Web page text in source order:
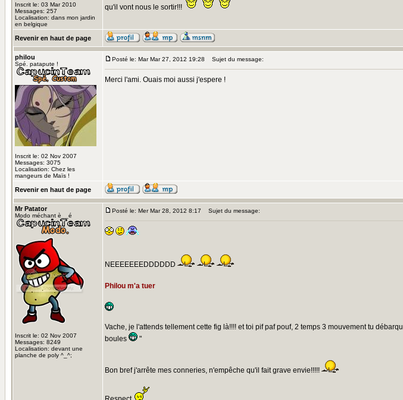
Inscrit le: 03 Mar 2010
Messages: 257
Localisation: dans mon jardin
en belgique
qu'il vont nous le sortir!!!
Revenir en haut de page
philou
Spé. patapute !
Inscrit le: 02 Nov 2007
Messages: 3075
Localisation: Chez les
mangeurs de Maïs !
Posté le: Mar Mar 27, 2012 19:28 Sujet du message:
Merci l'ami. Ouais moi aussi j'espere !
Revenir en haut de page
Mr Patator
Modo méchant è__é
Inscrit le: 02 Nov 2007
Messages: 8249
Localisation: devant une
planche de poly ^_^;
Posté le: Mer Mar 28, 2012 8:17 Sujet du message:
NEEEEEEEDDDDDD
Philou m'a tuer
Vache, je l'attends tellement cette fig là!!!! et toi pif paf pouf, 2 temps 3 mouvement tu
boules
"
Bon bref j'arrête mes conneries, n'empêche qu'il fait grave envie!!!!!